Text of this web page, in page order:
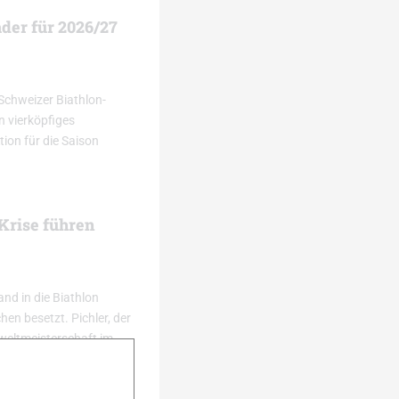
für 2026/27
Biathlon-
vierköpfiges
für die Saison
führen
in die Biathlon
besetzt. Pichler, der
im